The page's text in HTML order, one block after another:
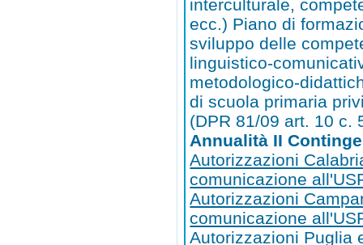
interculturale,
ecc.) Piano di
sviluppo delle
linguistico-
metodologico-
di scuola primaria
(DPR 81/09 art. 10 c.
Annualità II
Autorizzazioni
comunicazione
Autorizzazioni
comunicazione
Autorizzazioni Puglia